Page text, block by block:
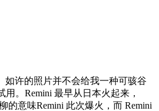
如许的照片并不会给我一种可骇谷
。Remini 最早从日本火起来，
意味Remini 此次爆火，而 Remini